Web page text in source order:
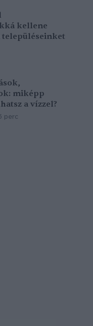
kellene
miképp
a vízzel?
perc